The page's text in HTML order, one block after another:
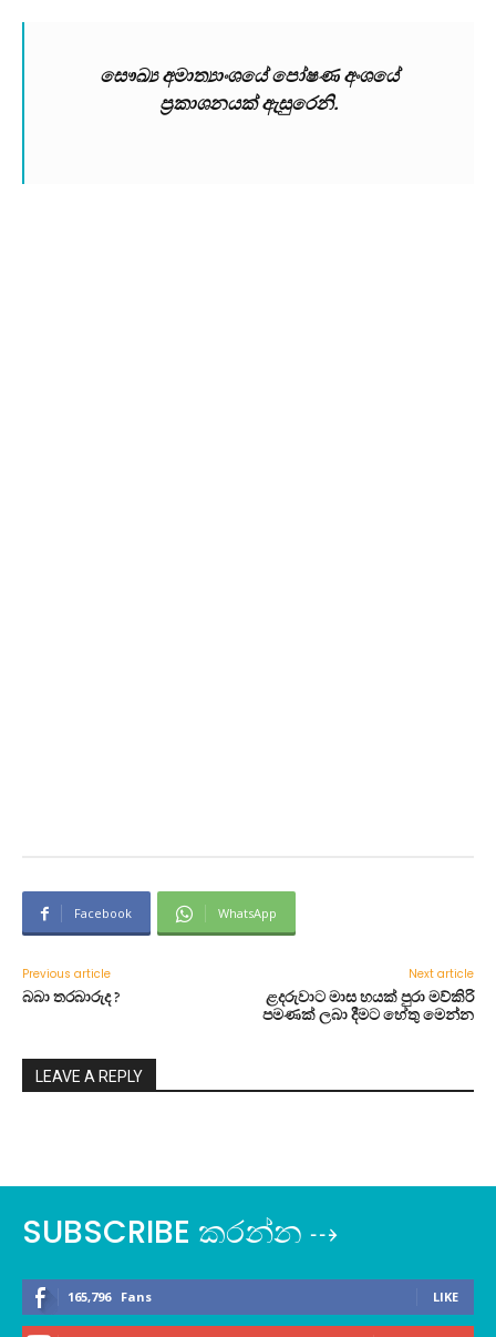
සෞඛ්‍ය අමාත්‍යාංශයේ පෝෂණ අංශයේ
ප්‍රකාශනයක් ඇසුරෙනි.
Facebook WhatsApp
Previous article
බබා තරබාරුද ?
Next article
ළදරුවාට මාස හයක් පුරා මව්කිරි
පමණක් ලබා දීමට හේතු මෙන්න
LEAVE A REPLY
SUBSCRIBE කරන්න ⇢
165,796 Fans LIKE